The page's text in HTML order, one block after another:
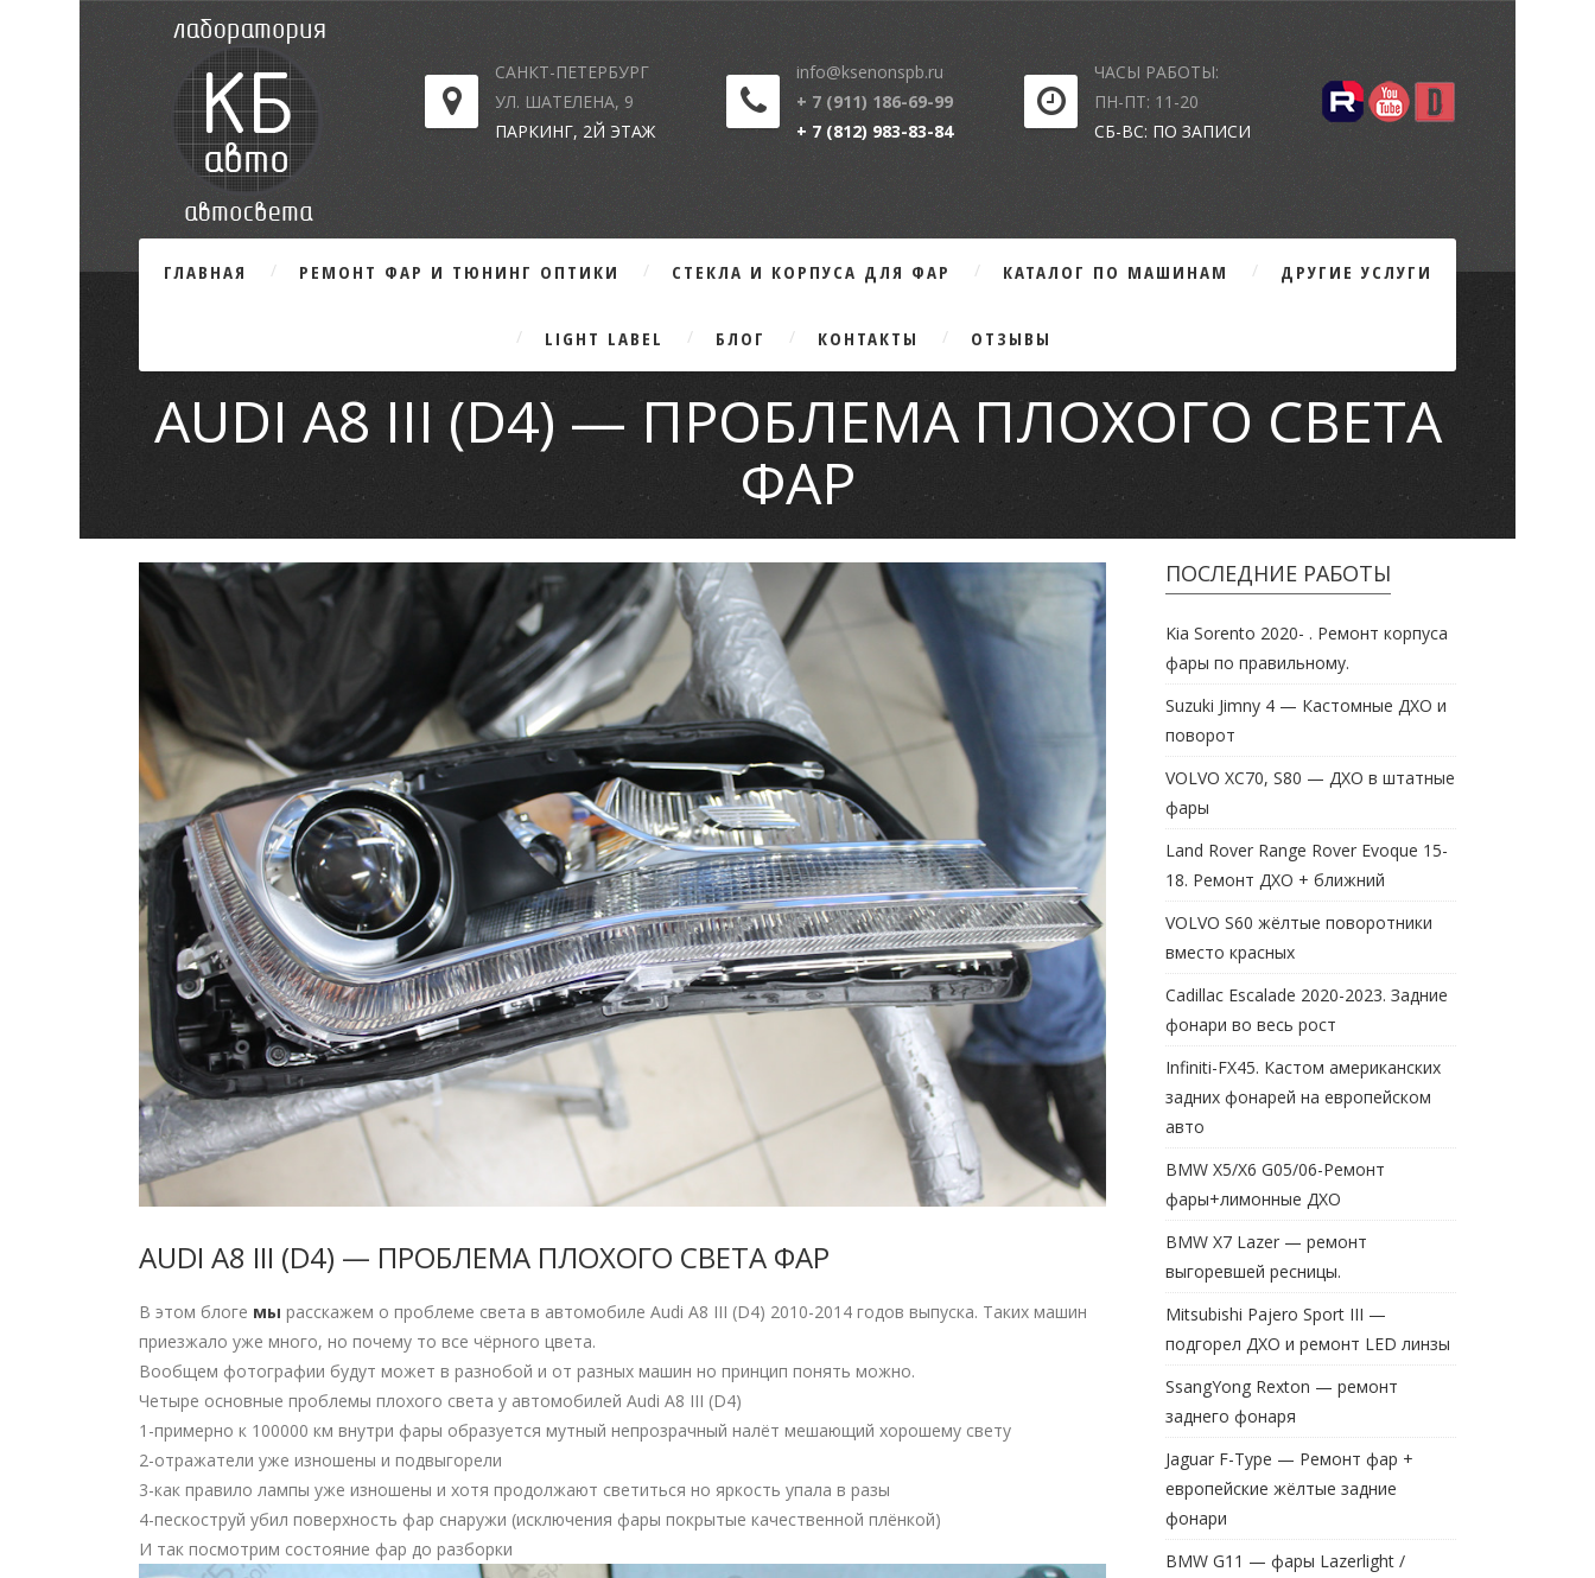
САНКТ-ПЕТЕРБУРГ
УЛ. ШАТЕЛЕНА, 9
ПАРКИНГ, 2Й ЭТАЖ
info@ksenonspb.ru
+ 7 (911) 186-69-99
+ 7 (812) 983-83-84
ЧАСЫ РАБОТЫ:
ПН-ПТ: 11-20
СБ-ВС: ПО ЗАПИСИ
ГЛАВНАЯ РЕМОНТ ФАР И ТЮНИНГ ОПТИКИ СТЕКЛА И КОРПУСА ДЛЯ ФАР КАТАЛОГ ПО МАШИНАМ ДРУГИЕ УСЛУГИ
LIGHT LABEL БЛОГ КОНТАКТЫ ОТЗЫВЫ
AUDI A8 III (D4) — ПРОБЛЕМА ПЛОХОГО СВЕТА
ФАР
AUDI A8 III (D4) — ПРОБЛЕМА ПЛОХОГО СВЕТА ФАР
В этом блоге мы расскажем о проблеме света в автомобиле Audi A8 III (D4) 2010-2014 годов выпуска. Таких машин
приезжало уже много, но почему то все чёрного цвета.
Вообщем фотографии будут может в разнобой и от разных машин но принцип понять можно.
Четыре основные проблемы плохого света у автомобилей Audi A8 III (D4)
1-примерно к 100000 км внутри фары образуется мутный непрозрачный налёт мешающий хорошему свету
2-отражатели уже изношены и подвыгорели
3-как правило лампы уже изношены и хотя продолжают светиться но яркость упала в разы
4-пескоструй убил поверхность фар снаружи (исключения фары покрытые качественной плёнкой)
И так посмотрим состояние фар до разборки
ПОСЛЕДНИЕ РАБОТЫ
Kia Sorento 2020- . Ремонт корпуса
фары по правильному.
Suzuki Jimny 4 — Кастомные ДХО и
поворот
VOLVO XC70, S80 — ДХО в штатные
фары
Land Rover Range Rover Evoque 15-
18. Ремонт ДХО + ближний
VOLVO S60 жёлтые поворотники
вместо красных
Cadillac Escalade 2020-2023. Задние
фонари во весь рост
Infiniti-FX45. Кастом американских
задних фонарей на европейском
авто
BMW X5/X6 G05/06-Ремонт
фары+лимонные ДХО
BMW X7 Lazer — ремонт
выгоревшей ресницы.
Mitsubishi Pajero Sport III —
подгорел ДХО и ремонт LED линзы
SsangYong Rexton — ремонт
заднего фонаря
Jaguar F-Type — Ремонт фар +
европейские жёлтые задние
фонари
BMW G11 — фары Lazerlight /